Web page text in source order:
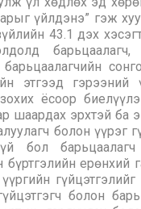
үйлдэнэ” гэж
43.1 дэх
барьцаалагч,
этгээд
ёсоор
шаардах эрхтэй ба
болон үүрэг
бол
ерөнхий
болон